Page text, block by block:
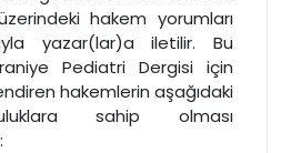
hakem yorumları
yazar(lar)a iletilir. Bu
Pediatri Dergisi için
hakemlerin aşağıdaki
sahip olması